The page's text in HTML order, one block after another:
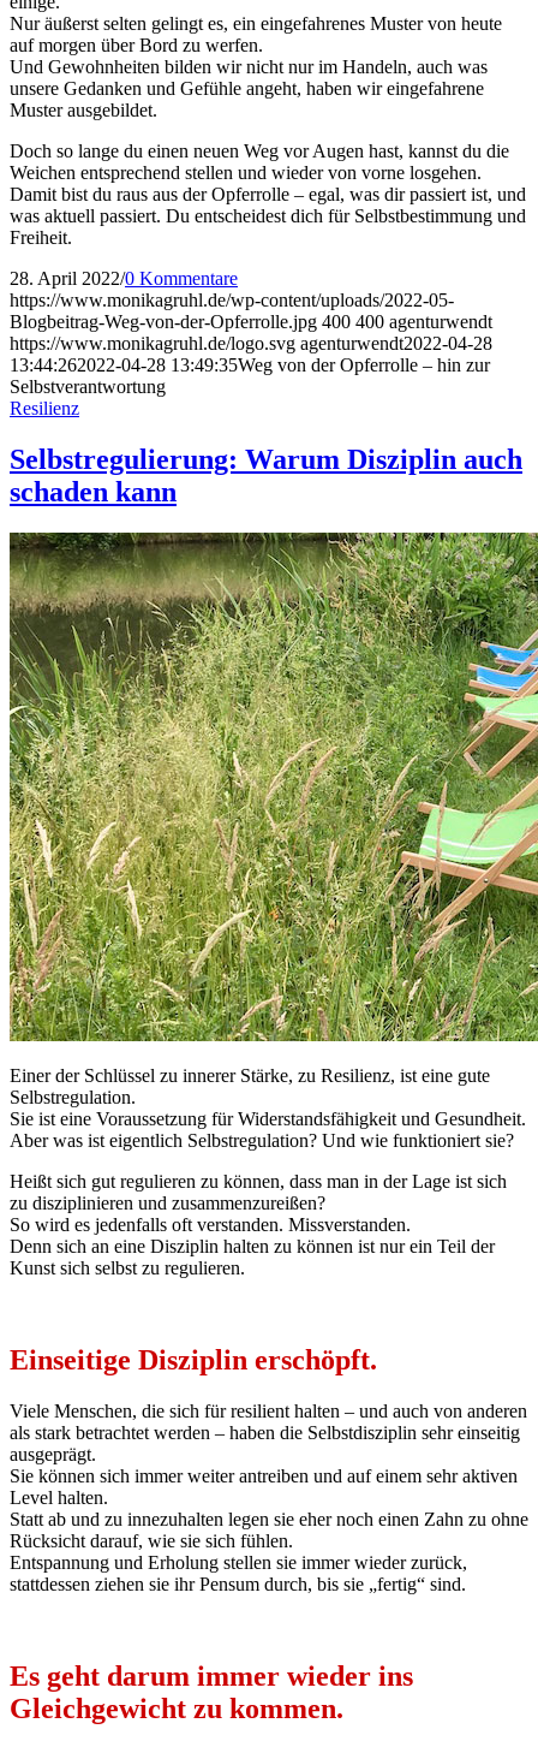
Nur äußerst selten gelingt es, ein eingefahrenes Muster von heute
auf morgen über Bord zu werfen.
Und Gewohnheiten bilden wir nicht nur im Handeln, auch was
unsere Gedanken und Gefühle angeht, haben wir eingefahrene
Muster ausgebildet.
Doch so lange du einen neuen Weg vor Augen hast, kannst du die
Weichen entsprechend stellen und wieder von vorne losgehen.
Damit bist du raus aus der Opferrolle – egal, was dir passiert ist, und
was aktuell passiert. Du entscheidest dich für Selbstbestimmung und
Freiheit.
28. April 2022/0 Kommentare
https://www.monikagruhl.de/wp-content/uploads/2022-05-
Blogbeitrag-Weg-von-der-Opferrolle.jpg 400 400 agenturwendt
https://www.monikagruhl.de/logo.svg agenturwendt2022-04-28
13:44:262022-04-28 13:49:35Weg von der Opferrolle – hin zur
Selbstverantwortung
Resilienz
Selbstregulierung: Warum Disziplin auch
schaden kann
Einer der Schlüssel zu innerer Stärke, zu Resilienz, ist eine gute
Selbstregulation.
Sie ist eine Voraussetzung für Widerstandsfähigkeit und Gesundheit.
Aber was ist eigentlich Selbstregulation? Und wie funktioniert sie?
Heißt sich gut regulieren zu können, dass man in der Lage ist sich
zu disziplinieren und zusammenzureißen?
So wird es jedenfalls oft verstanden. Missverstanden.
Denn sich an eine Disziplin halten zu können ist nur ein Teil der
Kunst sich selbst zu regulieren.
Einseitige Disziplin erschöpft.
Viele Menschen, die sich für resilient halten – und auch von anderen
als stark betrachtet werden – haben die Selbstdisziplin sehr einseitig
ausgeprägt.
Sie können sich immer weiter antreiben und auf einem sehr aktiven
Level halten.
Statt ab und zu innezuhalten legen sie eher noch einen Zahn zu ohne
Rücksicht darauf, wie sie sich fühlen.
Entspannung und Erholung stellen sie immer wieder zurück,
stattdessen ziehen sie ihr Pensum durch, bis sie „fertig“ sind.
Es geht darum immer wieder ins
Gleichgewicht zu kommen.